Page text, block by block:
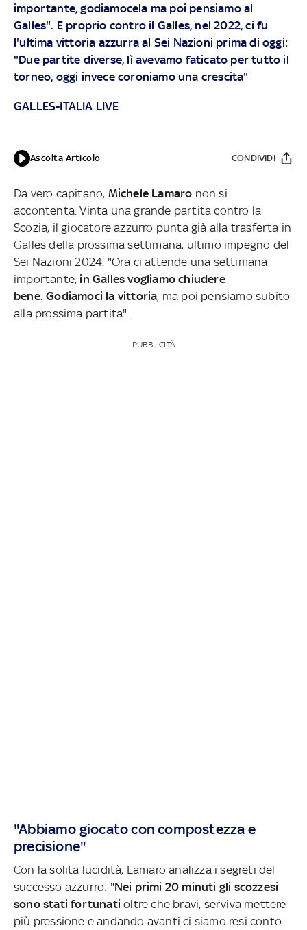
importante, godiamocela ma poi pensiamo al
Galles". E proprio contro il Galles, nel 2022, ci fu
l'ultima vittoria azzurra al Sei Nazioni prima di oggi:
"Due partite diverse, lì avevamo faticato per tutto il
torneo, oggi invece coroniamo una crescita"
GALLES-ITALIA LIVE
Ascolta Articolo CONDIVIDI
Da vero capitano, Michele Lamaro non si
accontenta. Vinta una grande partita contro la
Scozia, il giocatore azzurro punta già alla trasferta in
Galles della prossima settimana, ultimo impegno del
Sei Nazioni 2024. "Ora ci attende una settimana
importante, in Galles vogliamo chiudere
bene. Godiamoci la vittoria, ma poi pensiamo subito
alla prossima partita".
PUBBLICITÀ
"Abbiamo giocato con compostezza e
precisione"
Con la solita lucidità, Lamaro analizza i segreti del
successo azzurro: "Nei primi 20 minuti gli scozzesi
sono stati fortunati oltre che bravi, serviva mettere
più pressione e andando avanti ci siamo resi conto